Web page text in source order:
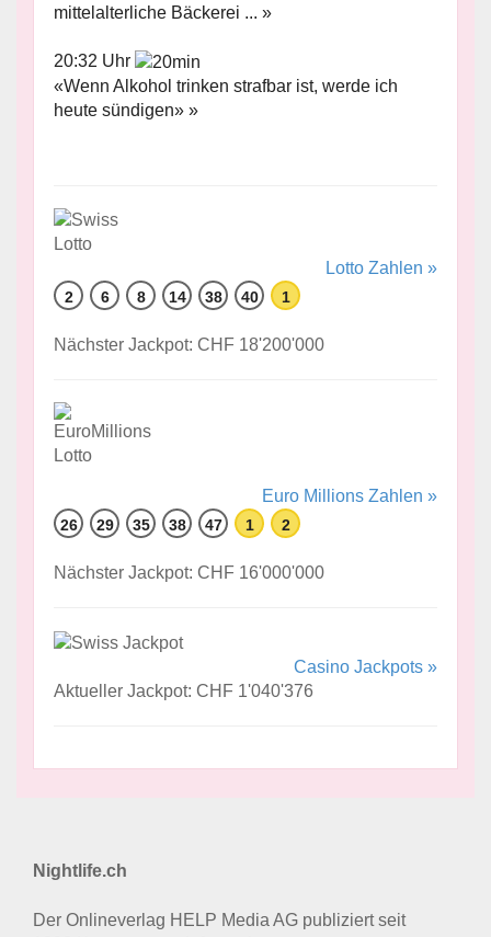
mittelalterliche Bäckerei ... »
20:32 Uhr
«Wenn Alkohol trinken strafbar ist, werde ich
heute sündigen» »
Lotto Zahlen »
2 6 8 14 38 40 1
Nächster Jackpot: CHF 18'200'000
Euro Millions Zahlen »
26 29 35 38 47 1 2
Nächster Jackpot: CHF 16'000'000
Casino Jackpots »
Aktueller Jackpot: CHF 1'040'376
Nightlife.ch
Der Onlineverlag HELP Media AG publiziert seit